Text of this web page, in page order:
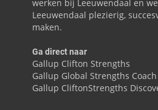
werken bij Leeuwendaal en
Leeuwendaal plezierig,
maken.
Ga direct naar
Gallup Clifton Strengths
Gallup Global Strengths
Gallup CliftonStrengths